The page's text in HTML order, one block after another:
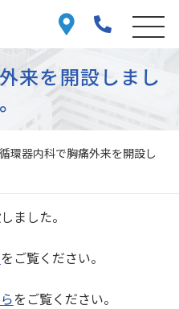
循環器内科で胸痛外来を開設し
来を開設しまし
ました。
をご覧ください。
をご覧ください。